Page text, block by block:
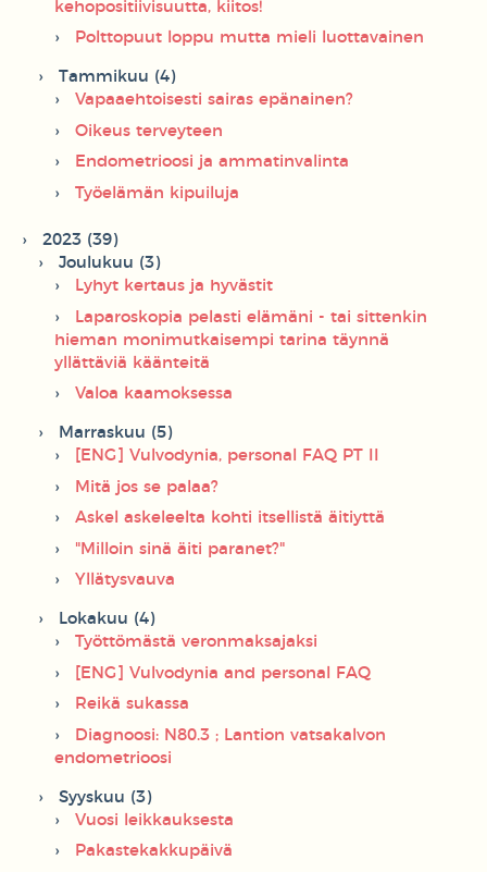
kehopositiivisuutta, kiitos!
Polttopuut loppu mutta mieli luottavainen
Tammikuu (4)
Vapaaehtoisesti sairas epänainen?
Oikeus terveyteen
Endometrioosi ja ammatinvalinta
Työelämän kipuiluja
2023 (39)
Joulukuu (3)
Lyhyt kertaus ja hyvästit
Laparoskopia pelasti elämäni - tai sittenkin
hieman monimutkaisempi tarina täynnä
yllättäviä käänteitä
Valoa kaamoksessa
Marraskuu (5)
[ENG] Vulvodynia, personal FAQ PT II
Mitä jos se palaa?
Askel askeleelta kohti itsellistä äitiyttä
"Milloin sinä äiti paranet?"
Yllätysvauva
Lokakuu (4)
Työttömästä veronmaksajaksi
[ENG] Vulvodynia and personal FAQ
Reikä sukassa
Diagnoosi: N80.3 ; Lantion vatsakalvon
endometrioosi
Syyskuu (3)
Vuosi leikkauksesta
Pakastekakkupäivä